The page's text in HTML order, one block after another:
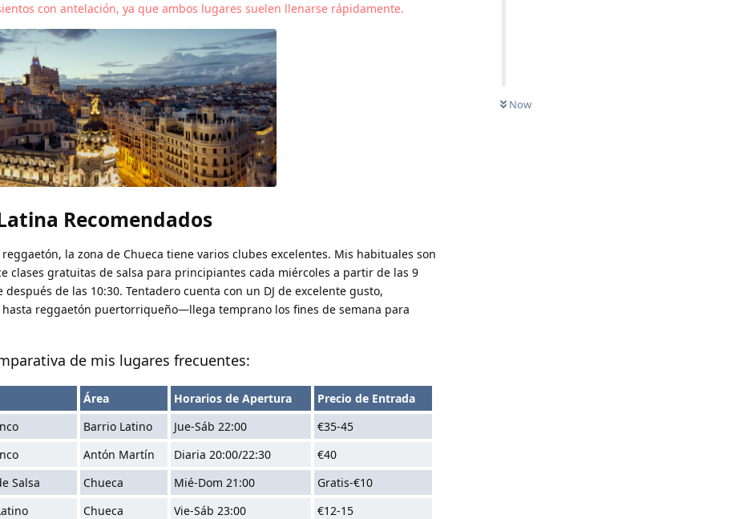
Now
con antelación, ya que ambos lugares suelen llenarse rápidamente.
Recomendados
la zona de Chueca tiene varios clubes excelentes. Mis habituales son
clases gratuitas de salsa para principiantes cada miércoles a partir de las 9
de las 10:30. Tentadero cuenta con un DJ de excelente gusto,
reggaetón puertorriqueño—llega temprano los fines de semana para
de mis lugares frecuentes:
Área Horarios de Apertura
Precio de Entrada
Barrio Latino Jue-Sáb 22:00
€35-45
Antón Martín Diaria 20:00/22:30
€40
Salsa Chueca Mié-Dom 21:00
Gratis-€10
Chueca Vie-Sáb 23:00
€12-15